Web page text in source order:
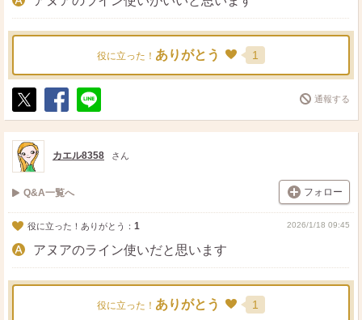
役に立った！ ありがとう 1
ポ
ス
ト
シ
ェ
送
る
通報する
カエル8358 さん
Q&A一覧へ フォロー
役に立った！ありがとう： 1 2026/1/18 09:45
アヌアのライン使いだと思います
役に立った！ ありがとう 1